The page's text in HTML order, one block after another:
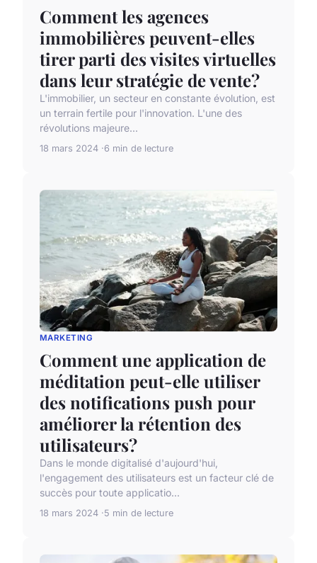
Comment les agences
immobilières peuvent-elles
tirer parti des visites virtuelles
dans leur stratégie de vente?
L'immobilier, un secteur en constante évolution, est
un terrain fertile pour l'innovation. L'une des
révolutions majeure...
18 mars 2024 6 min de lecture
MARKETING
Comment une application de
méditation peut-elle utiliser
des notifications push pour
améliorer la rétention des
utilisateurs?
Dans le monde digitalisé d'aujourd'hui,
l'engagement des utilisateurs est un facteur clé de
succès pour toute applicatio...
18 mars 2024 5 min de lecture